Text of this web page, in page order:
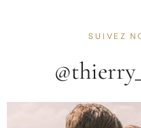
SUIVEZ